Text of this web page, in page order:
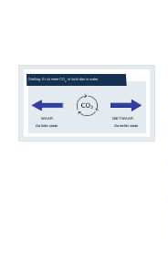
Stelling: Er zit meer CO2 in lucht dan in water.
WAAR
NIET WAAR
Ga links staan
Ga rechts staan